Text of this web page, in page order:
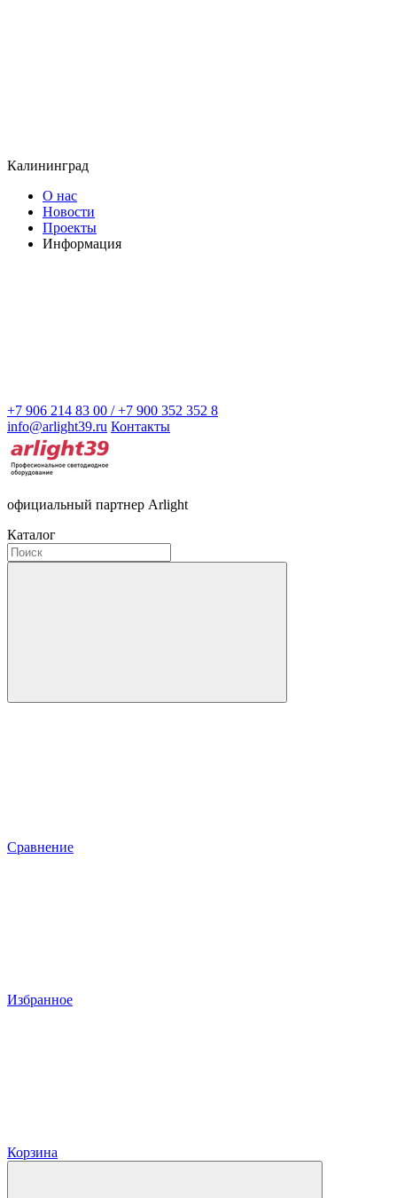
Калининград
О нас
Новости
Проекты
Информация
+7 906 214 83 00 / +7 900 352 352 8
info@arlight39.ru Контакты
официальный партнер Arlight
Каталог
Сравнение
Избранное
Корзина